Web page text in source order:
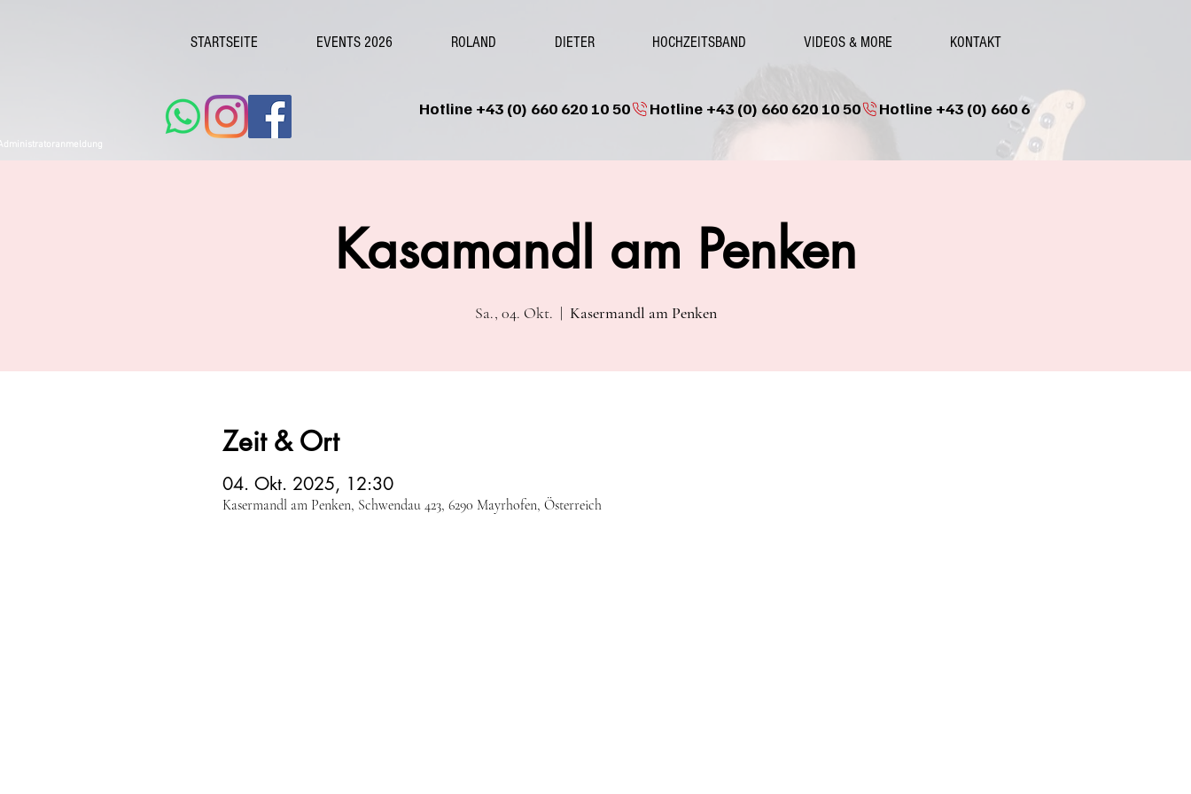
STARTSEITE EVENTS 2026 ROLAND DIETER HOCHZEITSBAND VIDEOS & MORE KONTAKT
Hotline +43 (0) 660 620 10 50
Kasamandl am Penken
Sa., 04. Okt.
  |
Kasermandl am Penken
Zeit & Ort
04. Okt. 2025, 12:30
Kasermandl am Penken, Schwendau 423, 6290 Mayrhofen, Österreich